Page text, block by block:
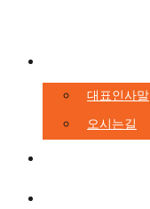
대표인사말
오시는길